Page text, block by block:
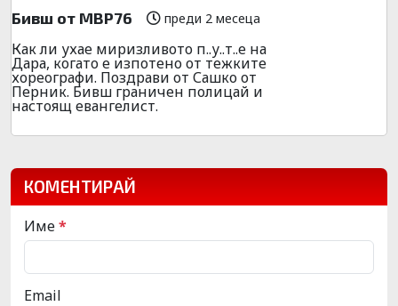
Бивш от МВР76 преди 2 месеца
Как ли ухае миризливото п..у..т..е на
Дара, когато е изпотено от тежките
хореографи. Поздрави от Сашко от
Перник. Бивш граничен полицай и
настоящ евангелист.
КОМЕНТИРАЙ
Име*
Email